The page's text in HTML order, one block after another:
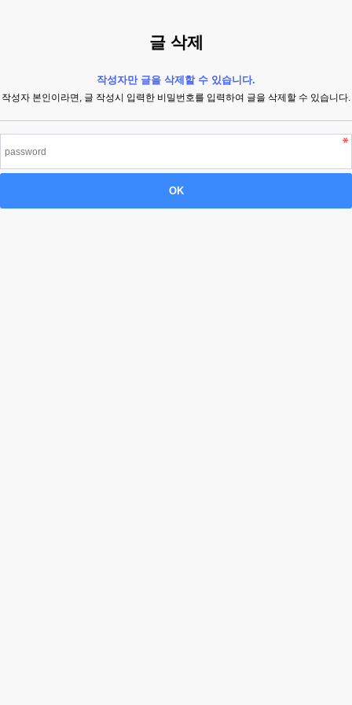
글 삭제
작성자만 글을 삭제할 수 있습니다.
작성자 본인이라면, 글 작성시 입력한 비밀번호를 입력하여 글을 삭제할 수 있습니다.